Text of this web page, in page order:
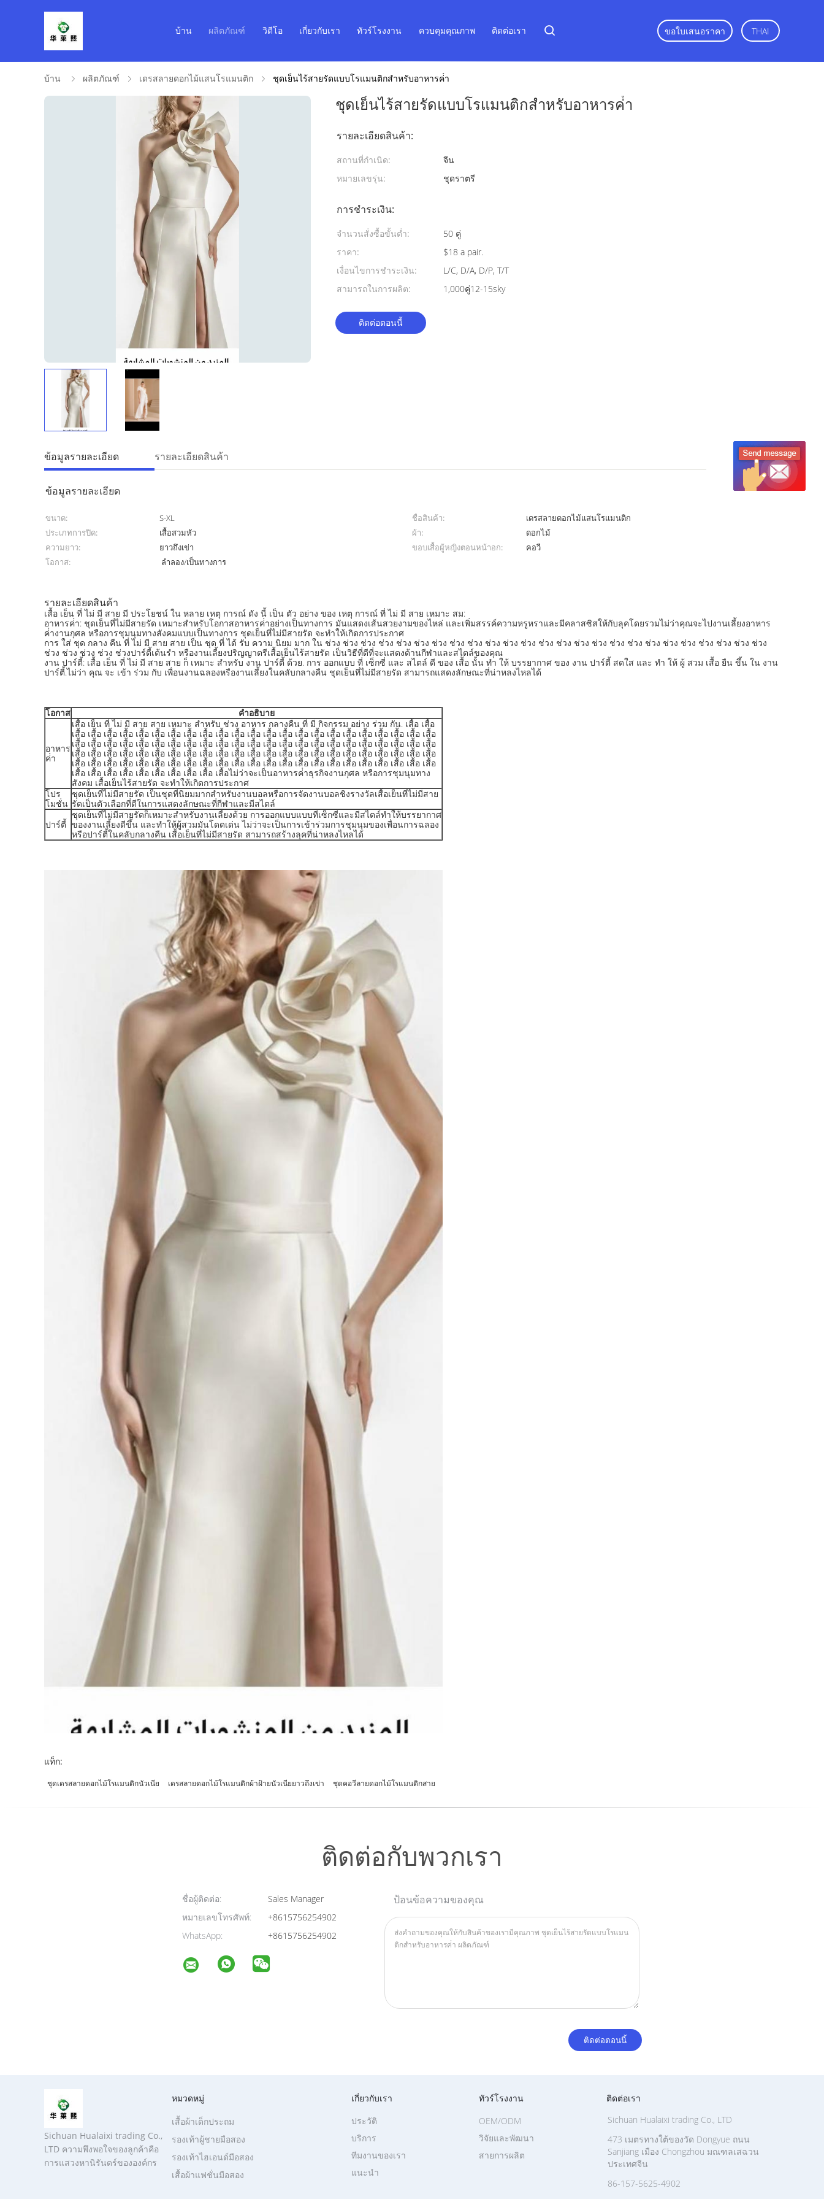
บ้าน ผลิตภัณฑ์ วิดีโอ เกี่ยวกับเรา ทัวร์โรงงาน ควบคุมคุณภาพ ติดต่อเรา ขอใบเสนอราคา THAI
บ้าน ผลิตภัณฑ์ เดรสลายดอกไม้แสนโรแมนติก ชุดเย็นไร้สายรัดแบบโรแมนติกสําหรับอาหารค่ํา
ชุดเย็นไร้สายรัดแบบโรแมนติกสําหรับอาหารค่ํา
รายละเอียดสินค้า:
สถานที่กำเนิด:
จีน
หมายเลขรุ่น:
ชุดราตรี
การชำระเงิน:
จำนวนสั่งซื้อขั้นต่ำ:
50 คู่
ราคา:
$18 a pair.
เงื่อนไขการชำระเงิน:
L/C, D/A, D/P, T/T
สามารถในการผลิต:
1,000คู่12-15sky
ติดต่อตอนนี้
ข้อมูลรายละเอียด รายละเอียดสินค้า
ข้อมูลรายละเอียด
ขนาด: S-XL ชื่อสินค้า:
เดรสลายดอกไม้แสนโรแมนติก
ประเภทการปิด:
เสื้อสวมหัว ผ้า:
ดอกไม้
ความยาว:
ยาวถึงเข่า ขอบเสื้อผู้หญิงตอนหน้าอก:
คอวี
โอกาส:
ลำลอง/เป็นทางการ
รายละเอียดสินค้า
เสื้อ เย็น ที่ ไม่ มี สาย มี ประโยชน์ ใน หลาย เหตุ การณ์ ดัง นี้ เป็น ตัว อย่าง ของ เหตุ การณ์ ที่ ไม่ มี สาย เหมาะ สม:
อาหารค่ํา: ชุดเย็นที่ไม่มีสายรัด เหมาะสําหรับโอกาสอาหารค่ําอย่างเป็นทางการ มันแสดงเส้นสวยงามของไหล่ และเพิ่มสรรค์ความหรูหราและมีคลาสซิสให้กับลุคโดยรวมไม่ว่าคุณจะไปงานเลี้ยงอาหาร
ค่ํางานกุศล หรือการชุมนุมทางสังคมแบบเป็นทางการ ชุดเย็นที่ไม่มีสายรัด จะทําให้เกิดการประกาศ
การ ใส่ ชุด กลาง คืน ที่ ไม่ มี สาย สาย เป็น ชุด ที่ ได้ รับ ความ นิยม มาก ใน ช่วง ช่วง ช่วง ช่วง ช่วง ช่วง ช่วง ช่วง ช่วง ช่วง ช่วง ช่วง ช่วง ช่วง ช่วง ช่วง ช่วง ช่วง ช่วง ช่วง ช่วง ช่วง ช่วง ช่วง ช่วง
ช่วง ช่วง ช่วง ช่วง ช่วงปาร์ตี้เต้นรํา หรืองานเลี้ยงปริญญาตรีเสื้อเย็นไร้สายรัด เป็นวิธีที่ดีที่จะแสดงด้านกีฬาและสไตล์ของคุณ
งาน ปาร์ตี้: เสื้อ เย็น ที่ ไม่ มี สาย สาย ก็ เหมาะ สําหรับ งาน ปาร์ตี้ ด้วย. การ ออกแบบ ที่ เซ็กซี่ และ สไตล์ ดี ของ เสื้อ นั้น ทํา ให้ บรรยากาศ ของ งาน ปาร์ตี้ สดใส และ ทํา ให้ ผู้ สวม เสื้อ ยืน ขึ้น ใน งาน
ปาร์ตี้.ไม่ว่า คุณ จะ เข้า ร่วม กับ เพื่อนงานฉลองหรืองานเลี้ยงในคลับกลางคืน ชุดเย็นที่ไม่มีสายรัด สามารถแสดงลักษณะที่น่าหลงไหลได้
โอกาส คําอธิบาย
อาหาร
ค่ํา
เสื้อ เย็น ที่ ไม่ มี สาย สาย เหมาะ สําหรับ ช่วง อาหาร กลางคืน ที่ มี กิจกรรม อย่าง ร่วม กัน. เสื้อ เสื้อ
เสื้อ เสื้อ เสื้อ เสื้อ เสื้อ เสื้อ เสื้อ เสื้อ เสื้อ เสื้อ เสื้อ เสื้อ เสื้อ เสื้อ เสื้อ เสื้อ เสื้อ เสื้อ เสื้อ เสื้อ เสื้อ เสื้อ เสื้อ
เสื้อ เสื้อ เสื้อ เสื้อ เสื้อ เสื้อ เสื้อ เสื้อ เสื้อ เสื้อ เสื้อ เสื้อ เสื้อ เสื้อ เสื้อ เสื้อ เสื้อ เสื้อ เสื้อ เสื้อ เสื้อ เสื้อ เสื้อ
เสื้อ เสื้อ เสื้อ เสื้อ เสื้อ เสื้อ เสื้อ เสื้อ เสื้อ เสื้อ เสื้อ เสื้อ เสื้อ เสื้อ เสื้อ เสื้อ เสื้อ เสื้อ เสื้อ เสื้อ เสื้อ เสื้อ เสื้อ
เสื้อ เสื้อ เสื้อ เสื้อ เสื้อ เสื้อ เสื้อ เสื้อ เสื้อ เสื้อ เสื้อ เสื้อ เสื้อ เสื้อ เสื้อ เสื้อ เสื้อ เสื้อ เสื้อ เสื้อ เสื้อ เสื้อ เสื้อ
เสื้อ เสื้อ เสื้อ เสื้อ เสื้อ เสื้อ เสื้อ เสื้อ เสื้อ เสื้อไม่ว่าจะเป็นอาหารค่ําธุรกิจงานกุศล หรือการชุมนุมทาง
สังคม เสื้อเย็นไร้สายรัด จะทําให้เกิดการประกาศ
โปร
โมชั่น
ชุดเย็นที่ไม่มีสายรัด เป็นชุดที่นิยมมากสําหรับงานบอลหรือการจัดงานบอลชิงรางวัลเสื้อเย็นที่ไม่มีสาย
รัดเป็นตัวเลือกที่ดีในการแสดงลักษณะที่กีฬาและมีสไตล์
ปาร์ตี้
ชุดเย็นที่ไม่มีสายรัดก็เหมาะสําหรับงานเลี้ยงด้วย การออกแบบแบบที่เซ็กซี่และมีสไตล์ทําให้บรรยากาศ
ของงานเลี้ยงดีขึ้น และทําให้ผู้สวมมันโดดเด่น ไม่ว่าจะเป็นการเข้าร่วมการชุมนุมของเพื่อนการฉลอง
หรือปาร์ตี้ในคลับกลางคืน เสื้อเย็นที่ไม่มีสายรัด สามารถสร้างลุคที่น่าหลงไหลได้
แท็ก:
ชุดเดรสลายดอกไม้โรแมนติกนัวเนีย เดรสลายดอกไม้โรแมนติกผ้าฝ้ายนัวเนียยาวถึงเข่า ชุดคอวีลายดอกไม้โรแมนติกสาย
ติดต่อกับพวกเรา
ชื่อผู้ติดต่อ:
Sales Manager
หมายเลขโทรศัพท์:
+8615756254902
WhatsApp:
+8615756254902
ป้อนข้อความของคุณ
Sichuan Hualaixi trading Co.,
LTD ความพึงพอใจของลูกค้าคือ
การแสวงหานิรันดร์ขององค์กร
หมวดหมู่
เสื้อผ้าแฟชั่นมือสอง
เสื้อผ้าเด็กประถม
รองเท้าผู้ชายมือสอง
รองเท้าไฮเอนด์มือสอง
เกี่ยวกับเรา
แนะนำ
ประวัติ
บริการ
ทีมงานของเรา
ทัวร์โรงงาน
สายการผลิต
OEM/ODM
วิจัยและพัฒนา
ติดต่อเรา
Sichuan Hualaixi trading Co., LTD
473 เมตรทางใต้ของวัด Dongyue ถนน
Sanjiang เมือง Chongzhou มณฑลเสฉวน
ประเทศจีน
86-157-5625-4902